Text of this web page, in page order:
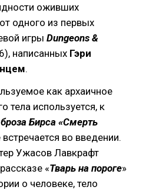
оживших
одного из первых
игры Dungeons &
написанных Гэри
.
как архаичное
тела используется, к
Бирса «Смерть
встречается во введении.
Ужасов Лавкрафт
«Тварь на пороге»
о человеке, тело